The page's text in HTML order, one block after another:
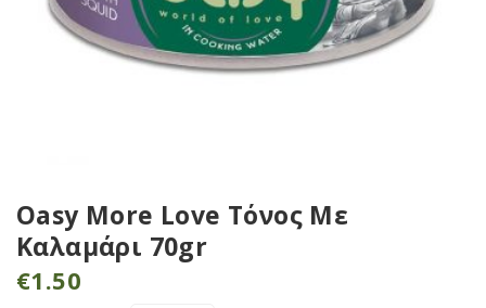
Oasy More Love Τόνος Με
Καλαμάρι 70gr
€1.50